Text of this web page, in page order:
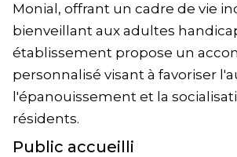
Monial, offrant un cadre de vie
bienveillant aux adultes
établissement propose un
personnalisé visant à favoriser
l'épanouissement et la
résidents.
Public accueilli